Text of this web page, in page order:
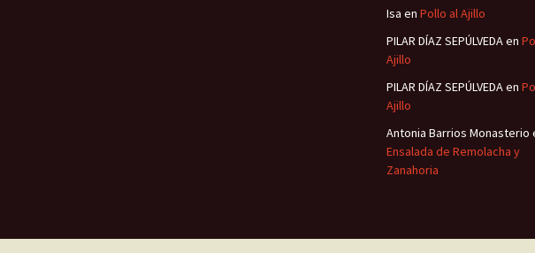
Isa en Pollo al Ajillo
PILAR DÍAZ SEPÚLVEDAen
Ajillo
PILAR DÍAZ SEPÚLVEDAen
Ajillo
Antonia Barrios Monasterio
Ensalada de Remolacha y
Zanahoria